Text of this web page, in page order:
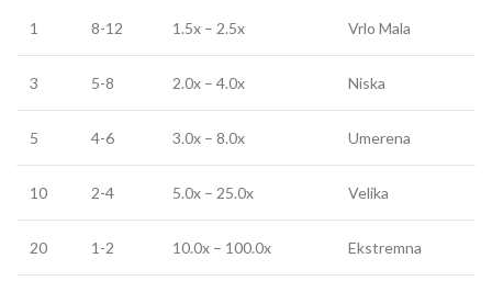
1 8-12 1.5x – 2.5x Vrlo Mala
3 5-8 2.0x – 4.0x Niska
5 4-6 3.0x – 8.0x Umerena
10 2-4 5.0x – 25.0x Velika
20 1-2 10.0x – 100.0x Ekstremna